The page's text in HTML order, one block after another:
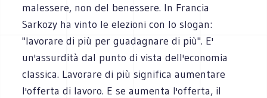
malessere, non del benessere. In Francia
Sarkozy ha vinto le elezioni con lo slogan:
"lavorare di più per guadagnare di più". E'
un'assurdità dal punto di vista dell'economia
classica. Lavorare di più significa aumentare
l'offerta di lavoro. E se aumenta l'offerta, il